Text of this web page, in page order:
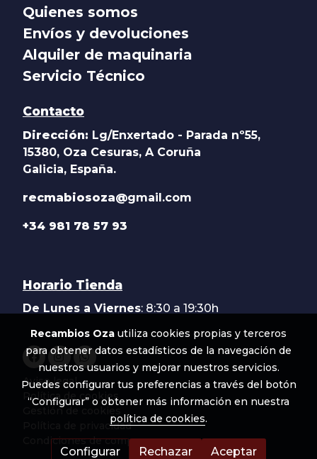
Quienes somos
Envíos y devoluciones
Alquiler de maquinaria
Servicio Técnico
Contacto
Dirección: Lg/Enxertado - Parada nº55,
15380, Oza Cesuras, A Coruña
Galicia, España.
recmabiosoza@gmail.com
+34 981 78 57 93
Horario Tienda
De Lunes a Viernes: 8:30 a 19:30h
Aviso legal
Política de cookies
Gestión de cookies
Política de privacidad
Condiciones de compra
Recambios Oza utiliza cookies propias y terceros
para obtener datos estadísticos de la navegación de
nuestros usuarios y mejorar nuestros servicios.
Puedes configurar tus preferencias a través del botón
“Configurar” o obtener más información en nuestra
política de cookies.
Configurar Rechazar Aceptar